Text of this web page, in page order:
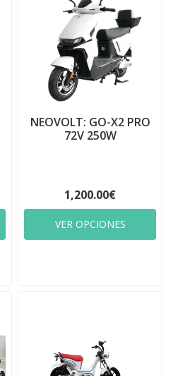
NEOVOLT: GO-X2 PRO
72V 250W
1,200.00€
VER OPCIONES